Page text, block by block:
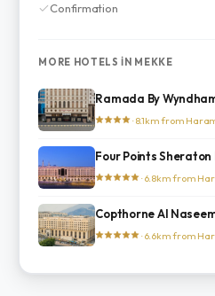
Confirmation
MORE HOTELS IN MEKKE
Ramada By
· 8.1km from
Four Points Sheraton
· 6.8km from
Copthorne Al
· 6.6km from